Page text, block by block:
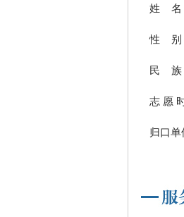
姓 名
性 别
民 族
志 愿
归口单